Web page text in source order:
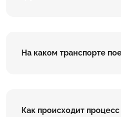
На каком транспорте
Как происходит процесс